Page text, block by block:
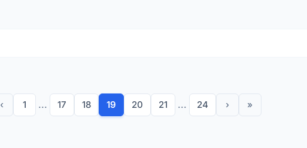
‹ 1 ... 17 18 19 20 21 ... 24 › »